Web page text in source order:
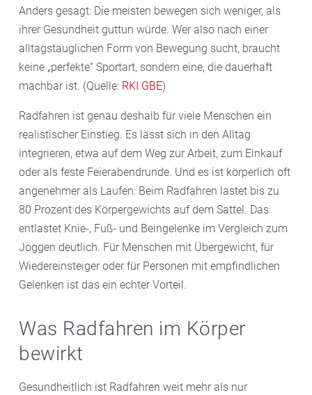
Anders gesagt: Die meisten bewegen sich weniger, als
ihrer Gesundheit guttun würde. Wer also nach einer
alltagstauglichen Form von Bewegung sucht, braucht
keine „perfekte“ Sportart, sondern eine, die dauerhaft
machbar ist. (Quelle: RKI GBE)
Radfahren ist genau deshalb für viele Menschen ein
realistischer Einstieg. Es lässt sich in den Alltag
integrieren, etwa auf dem Weg zur Arbeit, zum Einkauf
oder als feste Feierabendrunde. Und es ist körperlich oft
angenehmer als Laufen: Beim Radfahren lastet bis zu
80 Prozent des Körpergewichts auf dem Sattel. Das
entlastet Knie-, Fuß- und Beingelenke im Vergleich zum
Joggen deutlich. Für Menschen mit Übergewicht, für
Wiedereinsteiger oder für Personen mit empfindlichen
Gelenken ist das ein echter Vorteil.
Was Radfahren im Körper
bewirkt
Gesundheitlich ist Radfahren weit mehr als nur